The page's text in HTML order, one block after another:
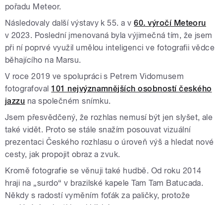
pořadu Meteor.
Následovaly další výstavy k 55. a v60. výročí Meteoru
v 2023. Poslední jmenovaná byla výjimečná tím, že jsem
při ní poprvé využil umělou inteligenci ve fotografii vědce
běhajícího na Marsu.
V roce 2019 ve spolupráci s Petrem Vidomusem
fotografoval101 nejvýznamnějších osobností českého
jazzu na společném snímku.
Jsem přesvědčený, že rozhlas nemusí být jen slyšet, ale
také vidět. Proto se stále snažím posouvat vizuální
prezentaci Českého rozhlasu o úroveň výš a hledat nové
cesty, jak propojit obraz a zvuk.
Kromě fotografie se věnuji také hudbě. Od roku 2014
hraji na „surdo“ v brazilské kapele Tam Tam Batucada.
Někdy s radostí vyměním foťák za paličky, protože